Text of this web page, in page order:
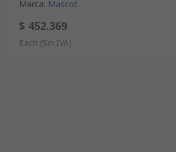
Marca: Mascot
$ 452.369
Each (Sin IVA)